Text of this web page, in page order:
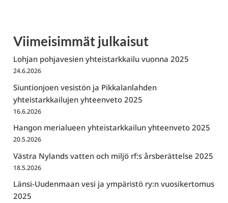
Viimeisimmät julkaisut
Lohjan pohjavesien yhteistarkkailu vuonna 2025
24.6.2026
Siuntionjoen vesistön ja Pikkalanlahden
yhteistarkkailujen yhteenveto 2025
16.6.2026
Hangon merialueen yhteistarkkailun yhteenveto 2025
20.5.2026
Västra Nylands vatten och miljö rf:s årsberättelse 2025
18.5.2026
Länsi-Uudenmaan vesi ja ympäristö ry:n vuosikertomus
2025